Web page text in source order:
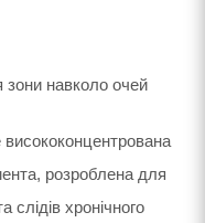
зони навколо очей
розроблена для
слідів хронічного